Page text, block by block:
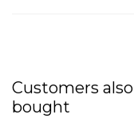
Customers also
bought